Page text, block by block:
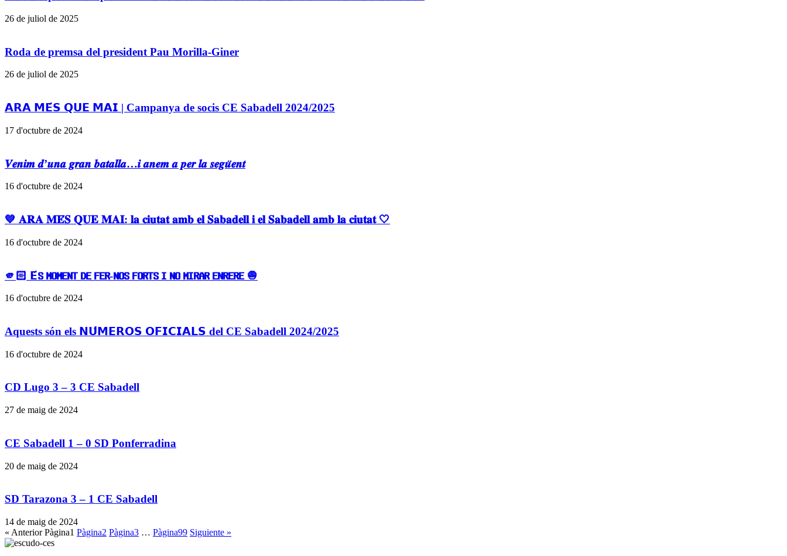
26 de juliol de 2025
Roda de premsa del president Pau Morilla-Giner
26 de juliol de 2025
𝗔𝗥𝗔 𝗠𝗘́𝗦 𝗤𝗨𝗘 𝗠𝗔𝗜 | Campanya de socis CE Sabadell 2024/2025
17 d'octubre de 2024
𝑽𝒆𝒏𝒊𝒎 𝒅’𝒖𝒏𝒂 𝒈𝒓𝒂𝒏 𝒃𝒂𝒕𝒂𝒍𝒍𝒂…𝒊 𝒂𝒏𝒆𝒎 𝒂 𝒑𝒆𝒓 𝒍𝒂 𝒔𝒆𝒈𝒖̈𝒆𝒏𝒕
16 d'octubre de 2024
💙 𝐀𝐑𝐀 𝐌𝐄́𝐒 𝐐𝐔𝐄 𝐌𝐀𝐈: 𝐥𝐚 𝐜𝐢𝐮𝐭𝐚𝐭 𝐚𝐦𝐛 𝐞𝐥 𝐒𝐚𝐛𝐚𝐝𝐞𝐥𝐥 𝐢 𝐞𝐥 𝐒𝐚𝐛𝐚𝐝𝐞𝐥𝐥 𝐚𝐦𝐛 𝐥𝐚 𝐜𝐢𝐮𝐭𝐚𝐭 🤍
16 d'octubre de 2024
🫵🏻 𝗘́𝗦 𝗠𝗢𝗠𝗘𝗡𝗧 𝗗𝗘 𝗙𝗘𝗥-𝗡𝗢𝗦 𝗙𝗢𝗥𝗧𝗦 𝗜 𝗡𝗢 𝗠𝗜𝗥𝗔𝗥 𝗘𝗡𝗥𝗘𝗥𝗘 🧅
16 d'octubre de 2024
Aquests són els 𝗡𝗨́𝗠𝗘𝗥𝗢𝗦 𝗢𝗙𝗜𝗖𝗜𝗔𝗟𝗦 del CE Sabadell 2024/2025
16 d'octubre de 2024
CD Lugo 3 – 3 CE Sabadell
27 de maig de 2024
CE Sabadell 1 – 0 SD Ponferradina
20 de maig de 2024
SD Tarazona 3 – 1 CE Sabadell
14 de maig de 2024
« Anterior Pàgina1 Pàgina2 Pàgina3 … Pàgina99 Siguiente »